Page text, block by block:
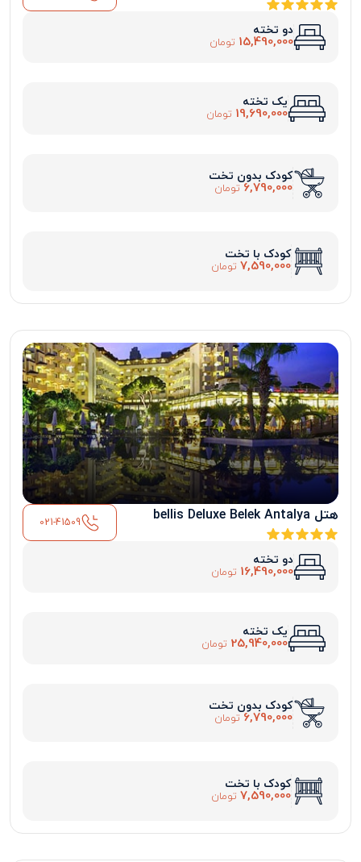
دو تخته
15,490,000 تومان
یک تخته
19,690,000 تومان
کودک بدون تخت
6,790,000 تومان
کودک با تخت
7,590,000 تومان
هتل bellis Deluxe Belek Antalya 021-41509
دو تخته
16,490,000 تومان
یک تخته
25,940,000 تومان
کودک بدون تخت
6,790,000 تومان
کودک با تخت
7,590,000 تومان